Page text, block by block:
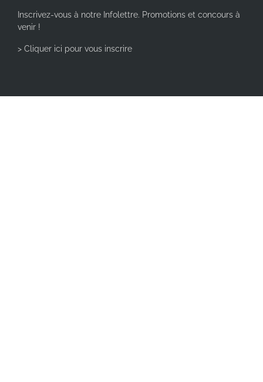
Inscrivez-vous à notre Infolettre. Promotions et concours à
venir !
> Cliquer ici pour vous inscrire